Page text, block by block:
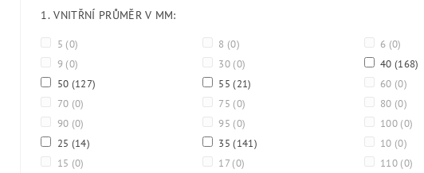
1. VNITŘNÍ PRŮMĚR V MM:
5 (0) 8 (0) 6 (0)
9 (0) 30 (0) 40(168)
50 (127) 55(21) 60 (0)
70 (0) 75 (0) 80 (0)
90 (0) 95 (0) 100 (0)
25 (14) 35(141) 10 (0)
15 (0) 17 (0) 110 (0)